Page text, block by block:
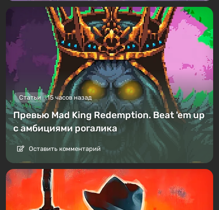
Статьи 15 часов назад
Превью Mad King Redemption. Beat 'em up
с амбициями рогалика
Оставить комментарий